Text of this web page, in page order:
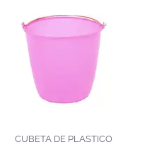
CUBETA DE PLASTICO